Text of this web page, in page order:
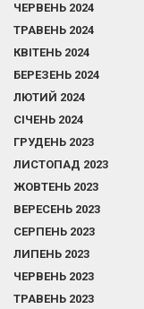
ЧЕРВЕНЬ 2024
ТРАВЕНЬ 2024
КВІТЕНЬ 2024
БЕРЕЗЕНЬ 2024
ЛЮТИЙ 2024
СІЧЕНЬ 2024
ГРУДЕНЬ 2023
ЛИСТОПАД 2023
ЖОВТЕНЬ 2023
ВЕРЕСЕНЬ 2023
СЕРПЕНЬ 2023
ЛИПЕНЬ 2023
ЧЕРВЕНЬ 2023
ТРАВЕНЬ 2023